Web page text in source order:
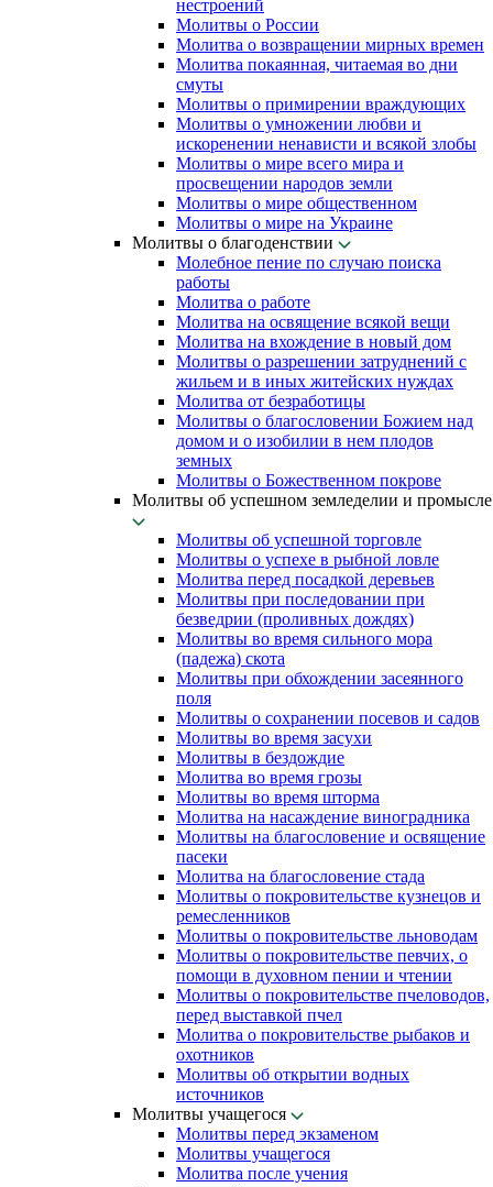
нестроений
Молитвы о России
Молитва о возвращении мирных времен
Молитва покаянная, читаемая во дни
смуты
Молитвы о примирении враждующих
Молитвы о умножении любви и
искоренении ненависти и всякой злобы
Молитвы о мире всего мира и
просвещении народов земли
Молитвы о мире общественном
Молитвы о мире на Украине
Молитвы о благоденствии
Молебное пение по случаю поиска
работы
Молитва о работе
Молитва на освящение всякой вещи
Молитва на вхождение в новый дом
Молитвы о разрешении затруднений с
жильем и в иных житейских нуждах
Молитва от безработицы
Молитвы о благословении Божием над
домом и о изобилии в нем плодов
земных
Молитвы о Божественном покрове
Молитвы об успешном земледелии и промысле
Молитвы об успешной торговле
Молитвы о успехе в рыбной ловле
Молитва перед посадкой деревьев
Молитвы при последовании при
безведрии (проливных дождях)
Молитвы во время сильного мора
(падежа) скота
Молитвы при обхождении засеянного
поля
Молитвы о сохранении посевов и садов
Молитвы во время засухи
Молитвы в бездождие
Молитва во время грозы
Молитвы во время шторма
Молитва на насаждение виноградника
Молитвы на благословение и освящение
пасеки
Молитва на благословение стада
Молитвы о покровительстве кузнецов и
ремесленников
Молитвы о покровительстве льноводам
Молитвы о покровительстве певчих, о
помощи в духовном пении и чтении
Молитвы о покровительстве пчеловодов,
перед выставкой пчел
Молитва о покровительстве рыбаков и
охотников
Молитвы об открытии водных
источников
Молитвы учащегося
Молитвы перед экзаменом
Молитвы учащегося
Молитва после учения